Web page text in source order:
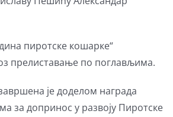
пиротске кошарке“
прелиставање по поглављима.
је доделом награда
за допринос у развоју Пиротске